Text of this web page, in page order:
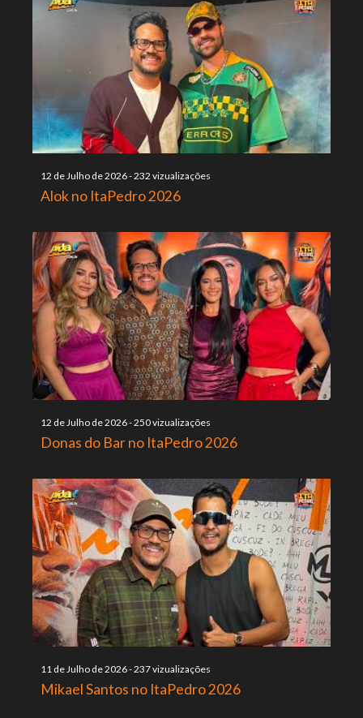
12 de Julho de 2026-232 vizualizações
Alok no ItaPedro 2026
12 de Julho de 2026-250 vizualizações
Donas do Bar no ItaPedro 2026
11 de Julho de 2026-237 vizualizações
Mikael Santos no ItaPedro 2026